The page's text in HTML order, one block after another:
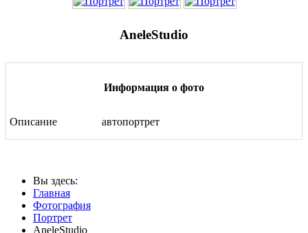
AneleStudio
Информация о фото
Описание автопортрет
Вы здесь:
Главная
Фотография
Портрет
AneleStudio